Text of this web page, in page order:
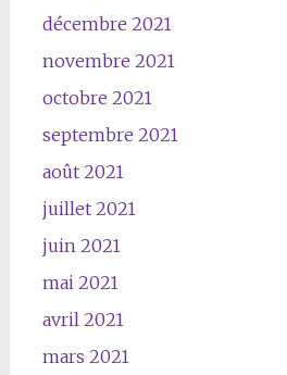
décembre 2021
novembre 2021
octobre 2021
septembre 2021
août 2021
juillet 2021
juin 2021
mai 2021
avril 2021
mars 2021